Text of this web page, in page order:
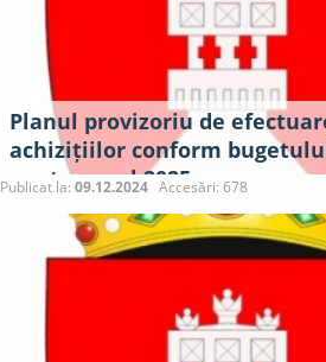
Planul provizoriu de
achizițiilor conform
pentru anul 2025
Publicat la: 09.12.2024 Accesări: 678